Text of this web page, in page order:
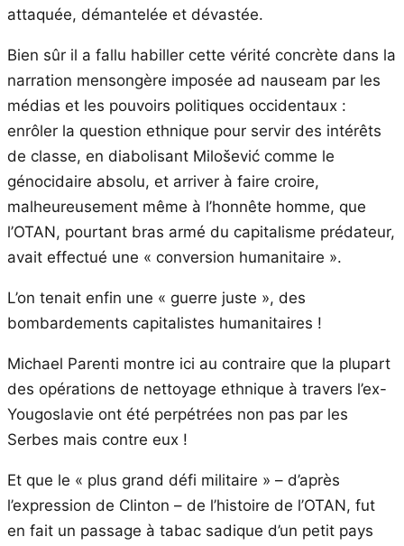
attaquée, démantelée et dévastée.
Bien sûr il a fallu habiller cette vérité concrète dans la
narration mensongère imposée ad nauseam par les
médias et les pouvoirs politiques occidentaux :
enrôler la question ethnique pour servir des intérêts
de classe, en diabolisant Milošević comme le
génocidaire absolu, et arriver à faire croire,
malheureusement même à l’honnête homme, que
l’OTAN, pourtant bras armé du capitalisme prédateur,
avait effectué une « conversion humanitaire ».
L’on tenait enfin une « guerre juste », des
bombardements capitalistes humanitaires !
Michael Parenti montre ici au contraire que la plupart
des opérations de nettoyage ethnique à travers l’ex-
Yougoslavie ont été perpétrées non pas par les
Serbes mais contre eux !
Et que le « plus grand défi militaire » – d’après
l’expression de Clinton – de l’histoire de l’OTAN, fut
en fait un passage à tabac sadique d’un petit pays